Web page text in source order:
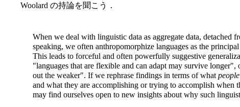
Woolard の持論を聞こう．
When we deal with linguistic data as aggregate data, detached
speaking, we often anthropomorphize languages as the
This leads to forceful and often powerfully suggestive
"languages that are flexible and can adapt may survive
out the weaker". If we rephrase findings in terms of what people
and what they are accomplishing or trying to accomplish when
may find ourselves open to new insights about why such